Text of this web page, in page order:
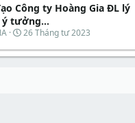
b
ắ
t
ầ
Công ty Hoàng Gia ĐL lý
ý tưởng...
N
à
26 Tháng tư 2023